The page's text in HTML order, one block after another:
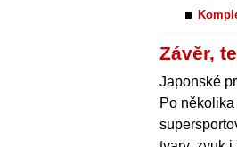
Závěr,
Japonské
Po